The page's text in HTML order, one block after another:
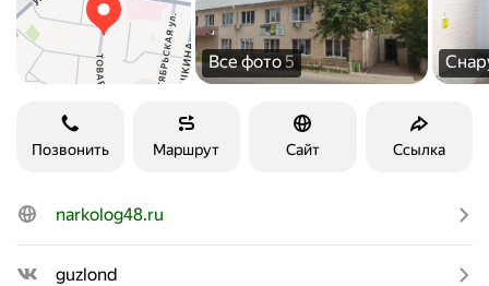
Все фото5
Позвонить Маршрут Сайт Ссылка
narkolog48.ru
guzlond